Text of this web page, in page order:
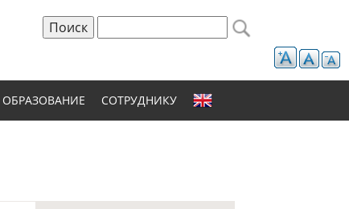
Форма поиска
ОБРАЗОВАНИЕ СОТРУДНИКУ